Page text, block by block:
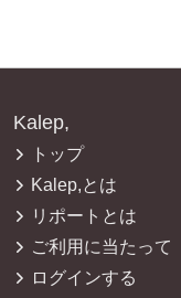
Kalep,
トップ
Kalep,とは
リポートとは
ご利用に当たって
ログインする